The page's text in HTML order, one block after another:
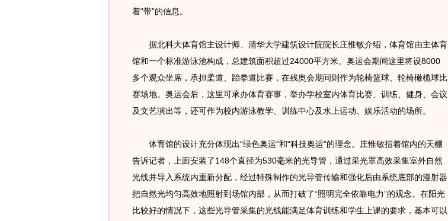
着“带”的信息。
据北科大体育馆主设计师、清华大学建筑设计院院长庄惟敏介绍，体育馆由主体育
馆和一个标准游泳池构成，总建筑面积超过24000平方米。奥运会期间这里将设8000
多个观众坐席，承担柔道、跆拳道比赛，在残奥会期间则作为轮椅篮球、轮椅橄榄球比
赛场地。奥运会后，这里可承办体育赛事，举办学校室内体育比赛、训练、健身、会议
及文艺演出等，还可作为校内游泳教学、训练中心及水上运动、娱乐活动的场所。
体育馆的设计充分体现出“绿色奥运”和“科技奥运”的理念。庄惟敏指着馆内的天棚
告诉记者，上面安装了148个直径为530毫米的光导管，通过采光罩高效采集室外自然
光线并导入系统内重新分配，经过特殊制作的光导管传输和强化后由系统底部的漫射器
把自然光均匀高效地照射到场馆内部，从而打破了“照明完全依靠电力”的观念。在阳光
比较好的情况下，这些光导管采集的光线能满足体育训练和学生上课的要求，基本可以